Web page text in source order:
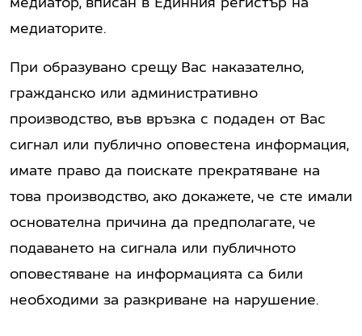
медиаторите.
При образувано срещу Вас наказателно,
гражданско или административно
производство, във връзка с подаден от Вас
сигнал или публично оповестена информация,
имате право да поискате прекратяване на
това производство, ако докажете, че сте имали
основателна причина да предполагате, че
подаването на сигнала или публичното
оповестяване на информацията са били
необходими за разкриване на нарушение.